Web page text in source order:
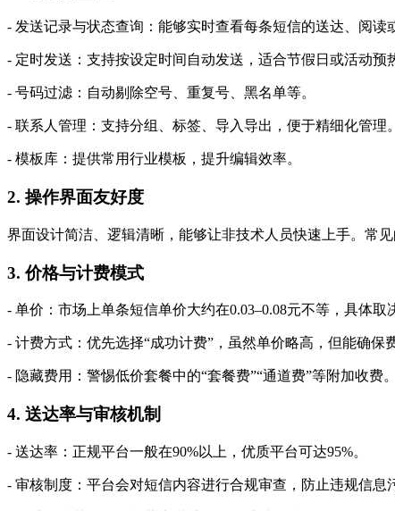
- 发送记录与状态查询：能够实时查看每条短信的送达、阅读
- 定时发送：支持按设定时间自动发送，适合节假日或活动预
- 号码过滤：自动剔除空号、重复号、黑名单等。
- 联系人管理：支持分组、标签、导入导出，便于精细化管理。
- 模板库：提供常用行业模板，提升编辑效率。
2. 操作界面友好度
界面设计简洁、逻辑清晰，能够让非技术人员快速上手。常
3. 价格与计费模式
- 单价：市场上单条短信单价大约在0.03–0.08元不等，具体取
- 计费方式：优先选择“成功计费”，虽然单价略高，但能确保
- 隐藏费用：警惕低价套餐中的“套餐费”“通道费”等附加收费。
4. 送达率与审核机制
- 送达率：正规平台一般在90%以上，优质平台可达95%。
- 审核制度：平台会对短信内容进行合规审查，防止违规信息